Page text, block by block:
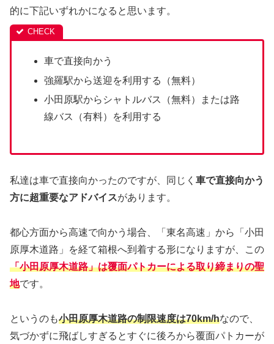
的に下記いずれかになると思います。
車で直接向かう
強羅駅から送迎を利用する（無料）
小田原駅からシャトルバス（無料）または路
線バス（有料）を利用する
私達は車で直接向かったのですが、同じく 車で直接向かう
方に超重要なアドバイスがあります。
都心方面から高速で向かう場合、「東名高速」から「小田
原厚木道路」を経て箱根へ到着する形になりますが、この
「小田原厚木道路」は覆面パトカーによる取り締まりの聖
地です。
というのも小田原厚木道路の制限速度は70km/hなので、
気づかずに飛ばしすぎるとすぐに後ろから覆面パトカーが